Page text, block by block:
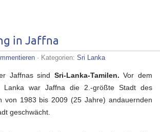
in Jaffna
· Kategorien: Sri Lanka
Jaffnas sind Sri-Lanka-Tamilen. Vor dem
Lanka war Jaffna die 2.-größte Stadt des
von 1983 bis 2009 (25 Jahre) andauernden
geschwächt.